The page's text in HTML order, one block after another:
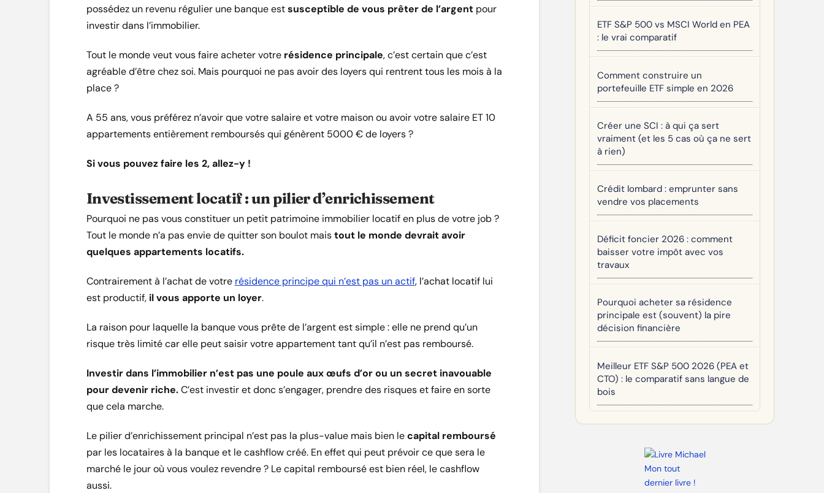
possédez un revenu régulier une banque estsusceptible de vous prêter de l’argentpour
investir dans l’immobilier.
Tout le monde veut vous faire acheter votre résidence principale, c’est certain que c’est
agréable d’être chez soi. Mais pourquoi ne pas avoir des loyers qui rentrent tous les mois à la
place ?
A 55 ans, vous préférez n’avoir que votre salaire et votre maison ou avoir votre salaire ET 10
appartements entièrement remboursés qui génèrent 5000 € de loyers ?
Si vous pouvez faire les 2, allez-y !
Investissement locatif : un pilier d’enrichissement
Pourquoi ne pas vous constituer un petit patrimoine immobilier locatif en plus de votre job ?
Tout le monde n’a pas envie de quitter son boulot maistout le monde devrait avoir
quelques appartements locatifs.
Contrairement à l’achat de votre résidence principe qui n’est pas un actif, l’achat locatif lui
est productif, il vous apporte un loyer.
La raison pour laquelle la banque vous prête de l’argent est simple : elle ne prend qu’un
risque très limité car elle peut saisir votre appartement tant qu’il n’est pas remboursé.
Investir dans l’immobilier n’est pas une poule aux œufs d’or ou un secret inavouable
pour devenir riche.C’est investir et donc s’engager, prendre des risques et faire en sorte
que cela marche.
Le pilier d’enrichissement principal n’est pas la plus-value mais bien lecapital remboursé
par les locataires à la banque et le cashflow créé. En effet qui peut prévoir ce que sera le
marché le jour où vous voulez revendre ? Le capital remboursé est bien réel, le cashflow
aussi.
ETF S&P 500 vs MSCI World en PEA
: le vrai comparatif
Comment construire un
portefeuille ETF simple en 2026
Créer une SCI : à qui ça sert
vraiment (et les 5 cas où ça ne sert
à rien)
Crédit lombard : emprunter sans
vendre vos placements
Déficit foncier 2026 : comment
baisser votre impôt avec vos
travaux
Pourquoi acheter sa résidence
principale est (souvent) la pire
décision financière
Meilleur ETF S&P 500 2026 (PEA et
CTO) : le comparatif sans langue de
bois
Mon tout
dernier livre !